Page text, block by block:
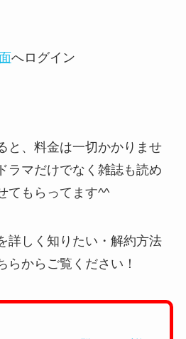
へログイン
と、料金は一切かかりませ
ラマだけでなく雑誌も読め
てもらってます^^
詳しく知りたい・解約方法
らからご覧ください！